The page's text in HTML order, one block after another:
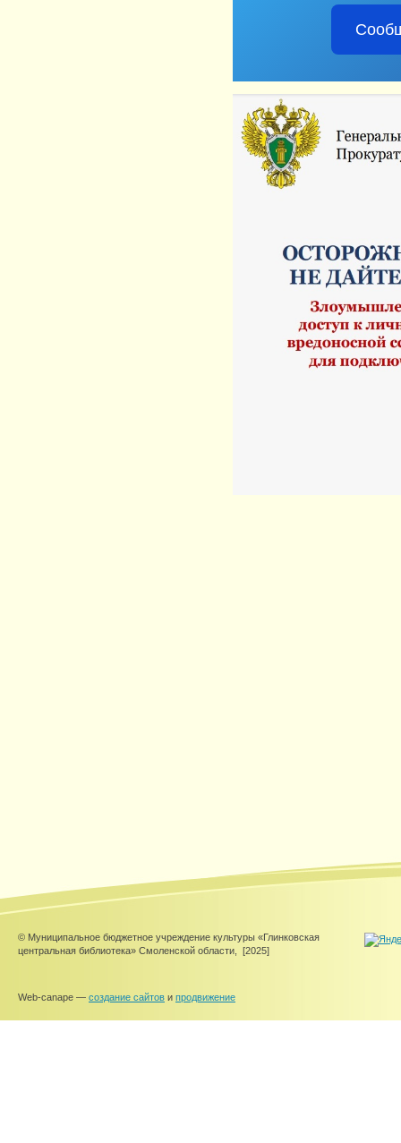
© Муниципальное бюджетное учреждение культуры «Глинковская
центральная библиотека» Смоленской области,
[2025]
Web-canape — создание сайтов и продвижение